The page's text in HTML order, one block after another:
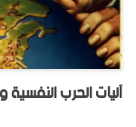
آليات الحرب